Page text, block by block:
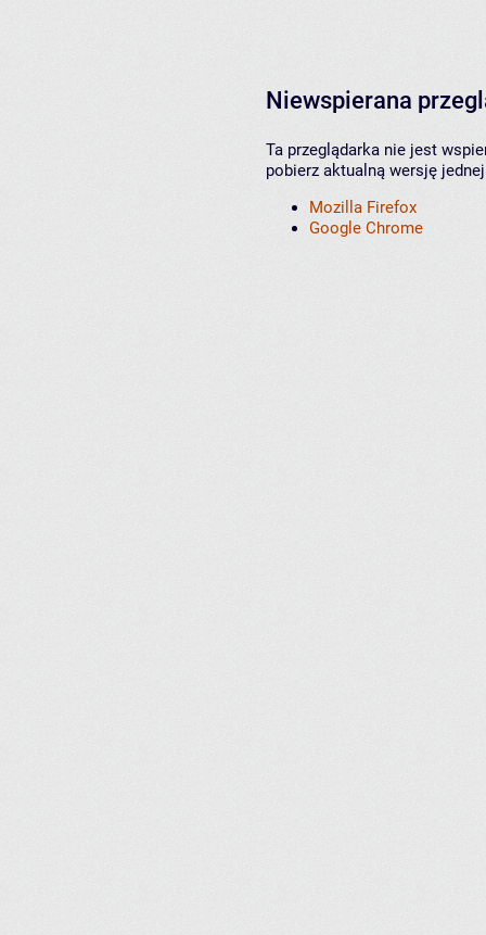
Niewspierana
Ta przeglądarka nie jest
pobierz aktualną wersję
Mozilla Firefox
Google Chrome